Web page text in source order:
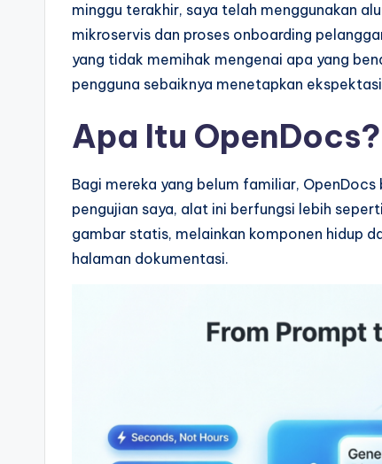
A
ft
w
minggu terakhir, saya telah menggunakan
mikroservis dan proses onboarding
yang tidak memihak mengenai apa yang
pengguna sebaiknya menetapkan
Apa Itu
Bagi mereka yang belum familiar,
pengujian saya, alat ini berfungsi lebih
gambar statis, melainkan komponen hidup
halaman dokumentasi.